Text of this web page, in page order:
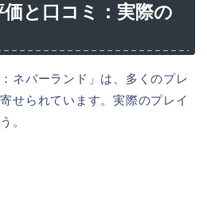
と口コミ：実際の
ネバーランド」は、多くのプレ
せられています。実際のプレイ
。